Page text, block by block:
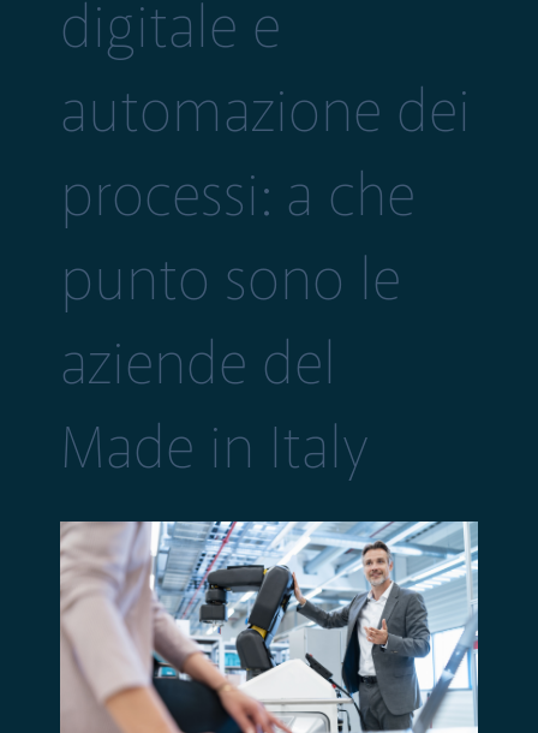
digitale e
automazione dei
processi: a che
punto sono le
aziende del
Made in Italy